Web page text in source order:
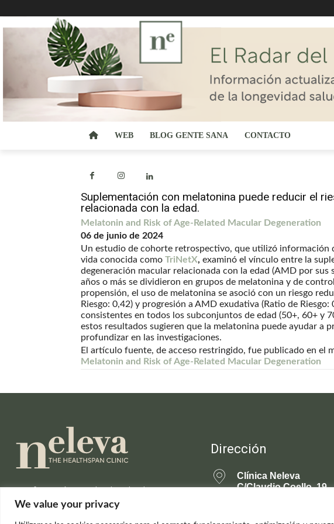
We value your privacy
WEB BLOG GENTE SANA CONTACTO
Suplementación con melatonina puede reducir el
relacionada con la edad.
Melatonin and Risk of Age-Related Macular Degeneration
06 de junio de 2024
Un estudio de cohorte retrospectivo, que utilizó información
vida conocida como TriNetX, examinó el vínculo entre la
degeneración macular relacionada con la edad (AMD por sus
años o más se dividieron en grupos de melatonina y de
propensión, el uso de melatonina se asoció con un riesgo
Riesgo: 0,42) y progresión a AMD exudativa (Ratio de Riesgo:
consistentes en todos los subconjuntos de edad (50+, 60+ y
estos resultados sugieren que la melatonina puede ayudar a
profundizar en las investigaciones.
El artículo fuente, de acceso restringido, fue publicado en el
Melatonin and Risk of Age-Related Macular Degeneration
Información actualizada sobre la
ciencia de la longevidad saludable y el
Dirección
Clínica Neleva
C/Claudio Coello, 19 -